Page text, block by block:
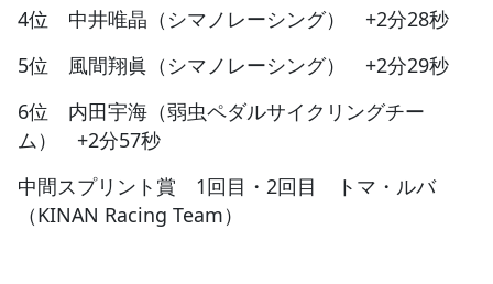
4位 中井唯晶（シマノレーシング） +2分28秒
5位 風間翔眞（シマノレーシング） +2分29秒
6位 内田宇海（弱虫ペダルサイクリングチー
ム） +2分57秒
中間スプリント賞 1回目・2回目 トマ・ルバ
（KINAN Racing Team）